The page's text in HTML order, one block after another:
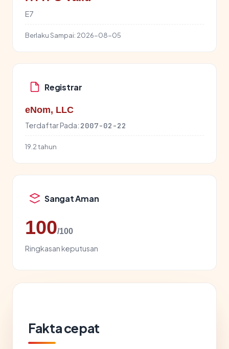
E7
Berlaku Sampai: 2026-08-05
Registrar
eNom, LLC
Terdaftar Pada: 2007-02-22
19.2 tahun
Sangat Aman
100/100
Ringkasan keputusan
Fakta cepat